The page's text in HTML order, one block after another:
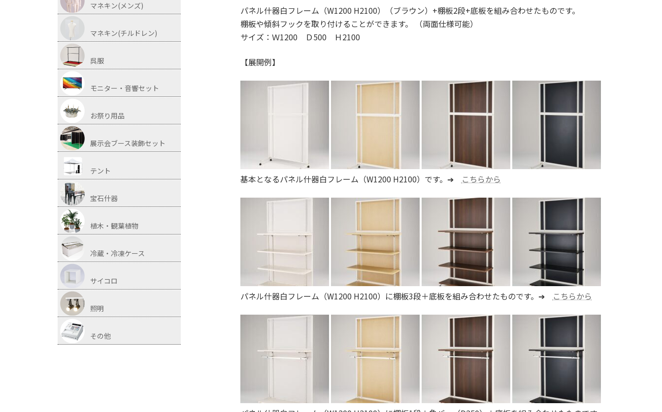
パネル什器白フレーム（W1200 H2100）（ブラウン）+棚板2段+底板を組み合わせたものです。
棚板や傾斜フックを取り付けることができます。 （両面仕様可能）
サイズ：Ｗ1200 Ｄ500 Ｈ2100
【展開例】
基本となるパネル什器白フレーム（W1200 H2100）です。➔ こちらから
パネル什器白フレーム（W1200 H2100）に棚板3段＋底板を組み合わせたものです。➔ こちらから
マネキン(メンズ)
マネキン(チルドレン)
呉服
モニター・音響セット
お祭り用品
展示会ブース装飾セット
テント
宝石什器
植木・観葉植物
冷蔵・冷凍ケース
サイコロ
照明
その他